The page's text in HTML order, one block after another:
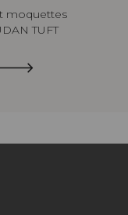
moquettes
TUFT